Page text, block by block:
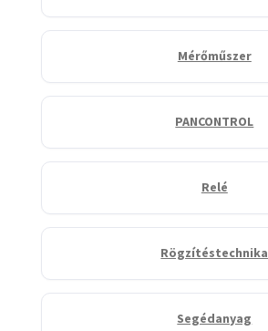
Mérőműszer
PANCONTROL
Relé
Rögzítéstechnika
Segédanyag